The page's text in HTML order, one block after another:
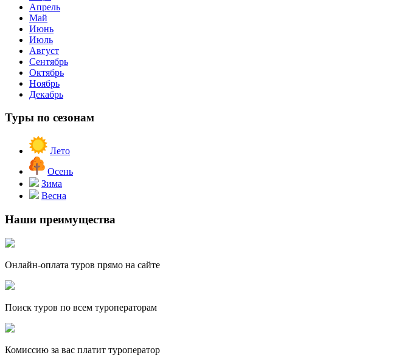
Апрель
Май
Июнь
Июль
Август
Сентябрь
Октябрь
Ноябрь
Декабрь
Туры по сезонам
Лето
Осень
Зима
Весна
Наши преимущества
Онлайн-оплата туров прямо на сайте
Поиск туров по всем туроператорам
Комиссию за вас платит туроператор